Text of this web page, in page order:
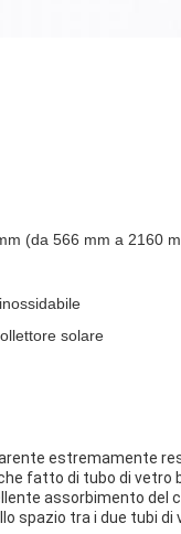
(da 566 mm a 2160
solare
estremamente
fatto di tubo di
assorbimento del
spazio tra i due tubi